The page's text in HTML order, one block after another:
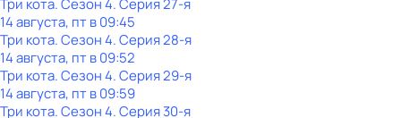
Три кота. Сезон 4. Серия 27-я
14 августа, пт в 09:45
Три кота. Сезон 4. Серия 28-я
14 августа, пт в 09:52
Три кота. Сезон 4. Серия 29-я
14 августа, пт в 09:59
Три кота. Сезон 4. Серия 30-я